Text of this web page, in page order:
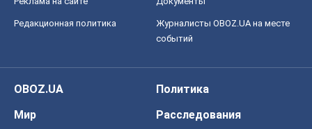
Редакционная политика
Журналисты OBOZ.UA на месте
событий
OBOZ.UA
Политика
Мир
Расследования